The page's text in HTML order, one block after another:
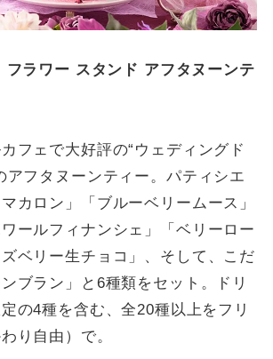
フラワー スタンド アフタヌーンテ
フェで大好評の“ウェディングド
アフタヌーンティー。パティシエ
カロン」「ブルーベリームース」
ワールフィナンシェ」「ベリーロー
ベリー生チョコ」、そして、こだ
ブラン」と6種類をセット。ドリ
の4種を含む、全20種以上をフリ
り自由）で。